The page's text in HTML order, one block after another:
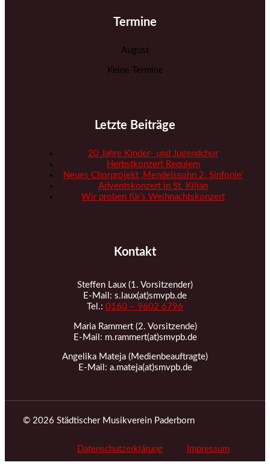
Termine
August
Keine Termine
Letzte Beiträge
20 Jahre Kinder- und Jugendchor
Herbstkonzert Requiem
Neues Chorprojekt ‚Mendelssohn 2. Sinfonie‘
Adventskonzert in St. Kilian
Wir proben für’s Weihnachtskonzert
Kontakt
Steffen Laux (1. Vorsitzender)
E-Mail: s.laux(at)smvpb.de
Tel.: 0160 – 9602 6796
Maria Rammert (2. Vorsitzende)
E-Mail: m.rammert(at)smvpb.de
Angelika Mateja (Medienbeauftragte)
E-Mail: a.mateja(at)smvpb.de
© 2026 Städtischer Musikverein Paderborn
Datenschutzerklärung Impressum